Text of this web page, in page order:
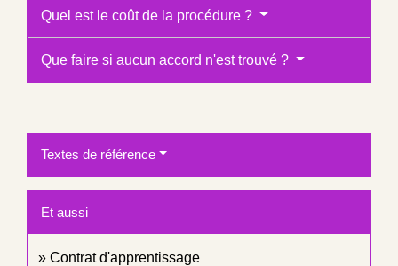
Quel est le coût de la procédure ?
Que faire si aucun accord n'est trouvé ?
Textes de référence
Et aussi
Contrat d'apprentissage